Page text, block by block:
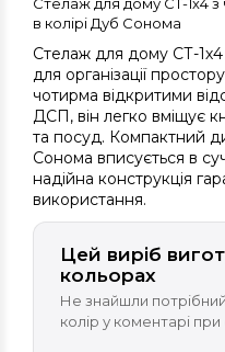
в колірі Дуб Сонома
Стелаж для дому СТ-
для організації
чотирма відкритими
ДСП, він легко вміщує
та посуд. Компактний
Сонома вписується в
надійна конструкція
використання.
Цей виріб
кольорах
Не знайшли
колір у коментарі